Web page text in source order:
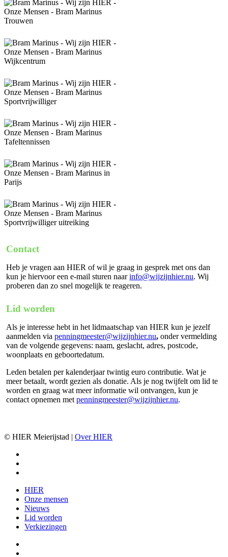
Contact
Heb je vragen aan HIER of wil je graag in gesprek met ons dan
kun je hiervoor een e-mail sturen naarinfo@wijzijnhier.nu. Wij
proberen dan zo snel mogelijk te reageren.
Lid worden
Als je interesse hebt in het lidmaatschap van HIER kun je jezelf
aanmelden viapenningmeester@wijzijnhier.nu, onder vermelding
van de volgende gegevens: naam, geslacht, adres, postcode,
woonplaats en geboortedatum.
Leden betalen per kalenderjaar twintig euro contributie. Wat je
meer betaalt, wordt gezien als donatie. Als je nog twijfelt om lid te
worden en graag wat meer informatie wil ontvangen, kun je
contact opnemen metpenningmeester@wijzijnhier.nu.
© HIER Meierijstad | Over HIER
Close
Menu
HIER
Onze mensen
Nieuws
Lid worden
Verkiezingen